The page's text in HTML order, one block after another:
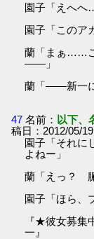
園子「えへへ
園子「このア
蘭「まぁ……
――」
蘭「――新一
47 名前： 以下、
稿日：2012/05/
園子「それに
よねー」
蘭「えっ？
園子「ほら、
『★彼女募
一』